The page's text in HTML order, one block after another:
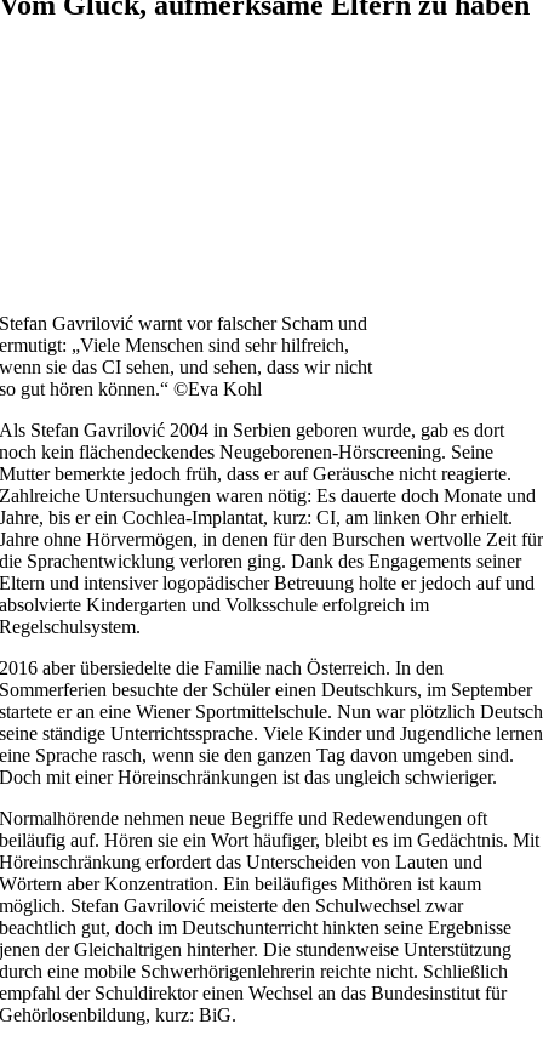
Stefan Gavrilović warnt vor falscher Scham und
ermutigt: „Viele Menschen sind sehr hilfreich,
wenn sie das CI sehen, und sehen, dass wir nicht
so gut hören können.“ ©Eva Kohl
Als Stefan Gavrilović 2004 in Serbien geboren wurde, gab es dort
noch kein flächendeckendes Neugeborenen-Hörscreening. Seine
Mutter bemerkte jedoch früh, dass er auf Geräusche nicht reagierte.
Zahlreiche Untersuchungen waren nötig: Es dauerte doch Monate und
Jahre, bis er ein Cochlea-Implantat, kurz: CI, am linken Ohr erhielt.
Jahre ohne Hörvermögen, in denen für den Burschen wertvolle Zeit für
die Sprachentwicklung verloren ging. Dank des Engagements seiner
Eltern und intensiver logopädischer Betreuung holte er jedoch auf und
absolvierte Kindergarten und Volksschule erfolgreich im
Regelschulsystem.
2016 aber übersiedelte die Familie nach Österreich. In den
Sommerferien besuchte der Schüler einen Deutschkurs, im September
startete er an eine Wiener Sportmittelschule. Nun war plötzlich Deutsch
seine ständige Unterrichtssprache. Viele Kinder und Jugendliche lernen
eine Sprache rasch, wenn sie den ganzen Tag davon umgeben sind.
Doch mit einer Höreinschränkungen ist das ungleich schwieriger.
Normalhörende nehmen neue Begriffe und Redewendungen oft
beiläufig auf. Hören sie ein Wort häufiger, bleibt es im Gedächtnis. Mit
Höreinschränkung erfordert das Unterscheiden von Lauten und
Wörtern aber Konzentration. Ein beiläufiges Mithören ist kaum
möglich. Stefan Gavrilović meisterte den Schulwechsel zwar
beachtlich gut, doch im Deutschunterricht hinkten seine Ergebnisse
jenen der Gleichaltrigen hinterher. Die stundenweise Unterstützung
durch eine mobile Schwerhörigenlehrerin reichte nicht. Schließlich
empfahl der Schuldirektor einen Wechsel an das Bundesinstitut für
Gehörlosenbildung, kurz: BiG.